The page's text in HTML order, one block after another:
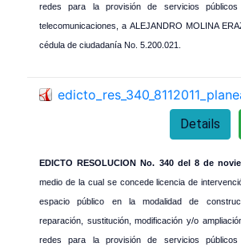
redes para la provisión de servicios
telecomunicaciones, a ALEJANDRO MOLINA
cédula de ciudadanía No. 5.200.021.
Details
EDICTO RESOLUCION No. 340 del 8 de
medio de la cual se concede licencia de
espacio público en la modalidad de
reparación, sustitución, modificación y/o
redes para la provisión de servicios